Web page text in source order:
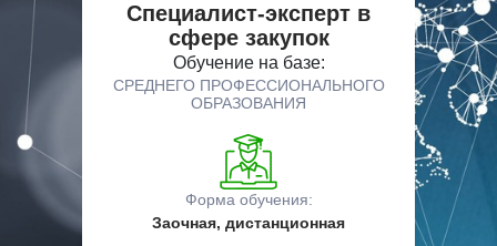
Специалист-эксперт в
сфере закупок
Обучение на базе:
СРЕДНЕГО ПРОФЕССИОНАЛЬНОГО
ОБРАЗОВАНИЯ
Форма обучения:
Заочная, дистанционная